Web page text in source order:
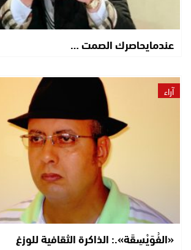
عندمايحاصرك الصمت …
آراء
«الفُوَيْسِقَة».: الذاكرة الثقافية للوزغ